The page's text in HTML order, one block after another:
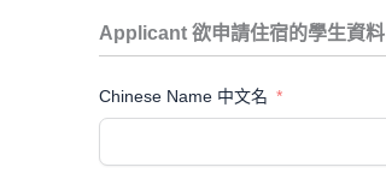
Applicant 欲申請住宿的學生資料
Chinese Name 中文名